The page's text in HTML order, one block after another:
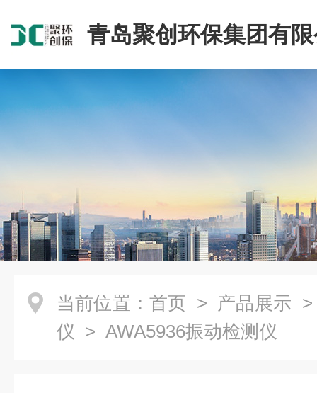
青岛聚创环保集团有
当前位置： 首页 > 产品展示
仪 > AWA5936振动检测仪